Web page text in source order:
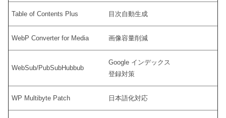
Table of Contents Plus 目次自動生成
WebP Converter for Media 画像容量削減
WebSub/PubSubHubbub
Google インデックス
登録対策
WP Multibyte Patch 日本語化対応